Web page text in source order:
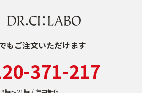
くすみ
もご注文いただけます
371-217
9時〜21時 / 年中無休